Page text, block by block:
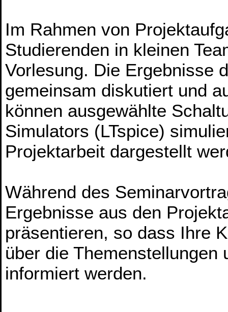
Im Rahmen von
Studierenden in kleinen
Vorlesung. Die Ergebnisse
gemeinsam diskutiert und
können ausgewählte
Simulators (LTspice)
Projektarbeit dargestellt
Während des
Ergebnisse aus den
präsentieren, so dass Ihre
über die
informiert werden.